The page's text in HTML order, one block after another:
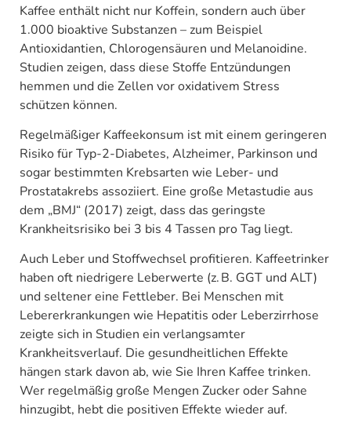
Kaffee enthält nicht nur Koffein, sondern auch über
1.000 bioaktive Substanzen – zum Beispiel
Antioxidantien, Chlorogensäuren und Melanoidine.
Studien zeigen, dass diese Stoffe Entzündungen
hemmen und die Zellen vor oxidativem Stress
schützen können.
Regelmäßiger Kaffeekonsum ist mit einem geringeren
Risiko für Typ-2-Diabetes, Alzheimer, Parkinson und
sogar bestimmten Krebsarten wie Leber- und
Prostatakrebs assoziiert. Eine große Metastudie aus
dem „BMJ“ (2017) zeigt, dass das geringste
Krankheitsrisiko bei 3 bis 4 Tassen pro Tag liegt.
Auch Leber und Stoffwechsel profitieren. Kaffeetrinker
haben oft niedrigere Leberwerte (z. B. GGT und ALT)
und seltener eine Fettleber. Bei Menschen mit
Lebererkrankungen wie Hepatitis oder Leberzirrhose
zeigte sich in Studien ein verlangsamter
Krankheitsverlauf. Die gesundheitlichen Effekte
hängen stark davon ab, wie Sie Ihren Kaffee trinken.
Wer regelmäßig große Mengen Zucker oder Sahne
hinzugibt, hebt die positiven Effekte wieder auf.